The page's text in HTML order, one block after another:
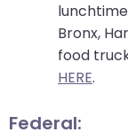
Bronx,
food
HERE.
Federal: